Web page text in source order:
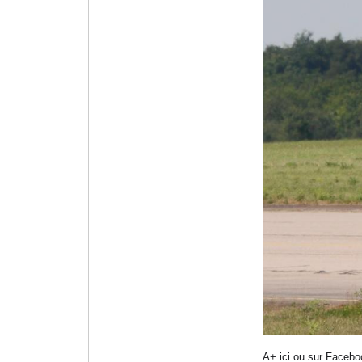
A+ ici ou sur